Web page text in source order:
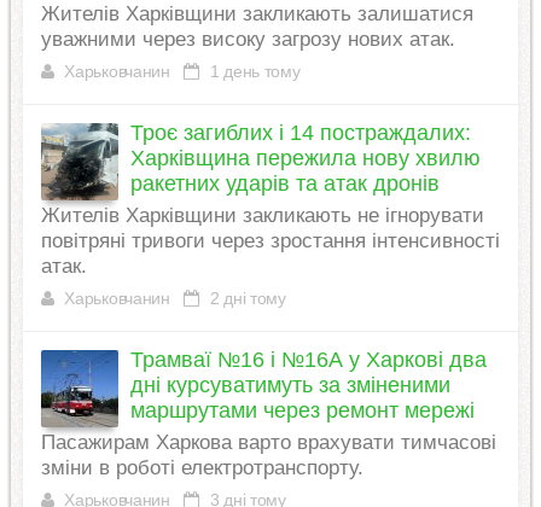
Жителів Харківщини закликають залишатися
уважними через високу загрозу нових атак.
Харьковчанин 1 день тому
Троє загиблих і 14 постраждалих:
Харківщина пережила нову хвилю
ракетних ударів та атак дронів
Жителів Харківщини закликають не ігнорувати
повітряні тривоги через зростання інтенсивності
атак.
Харьковчанин 2 дні тому
Трамваї №16 і №16А у Харкові два
дні курсуватимуть за зміненими
маршрутами через ремонт мережі
Пасажирам Харкова варто врахувати тимчасові
зміни в роботі електротранспорту.
Харьковчанин 3 дні тому